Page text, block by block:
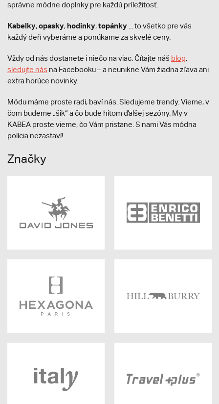
správne módne doplnky pre každú príležitosť.
Kabelky,opasky, hodinky,topánky ... to všetko pre vás
každý deň vyberáme a ponúkame za skvelé ceny.
Vždy od nás dostanete i niečo na viac. Čítajte náš blog,
sledujte nás na Facebooku – a neunikne Vám žiadna zľava ani
extra horúce novinky.
Módu máme proste radi, baví nás. Sledujeme trendy. Vieme, v
čom budeme „šik“ a čo bude hitom ďalšej sezóny. My v
KABEA proste vieme, čo Vám pristane. S nami Vás módna
polícia nezastaví!
Značky